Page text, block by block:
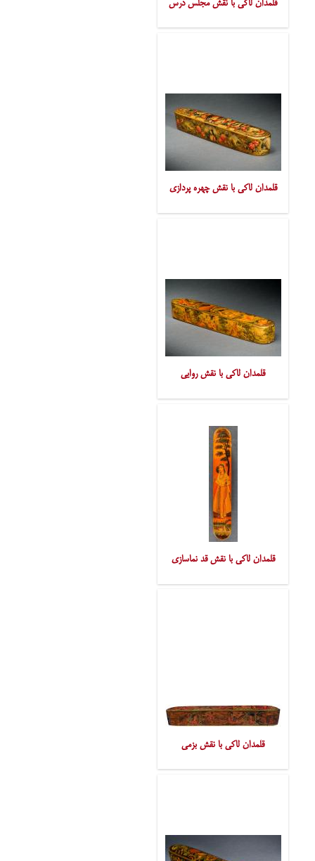
قلمدان لاکی با نقش چهره پردازی
قلمدان لاکی با نقش روایی
قلمدان لاکی با نقش قد نماسازی
قلمدان لاکی با نقش بزمی